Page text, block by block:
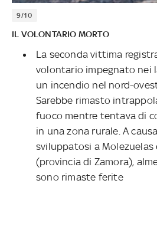
9/10
IL VOLONTARIO MORTO
La seconda vittima
volontario impegnato nei
un incendio nel nord-
Sarebbe rimasto
fuoco mentre tentava di
in una zona rurale. A
sviluppatosi a Molezuelas
(provincia di Zamora),
sono rimaste ferite